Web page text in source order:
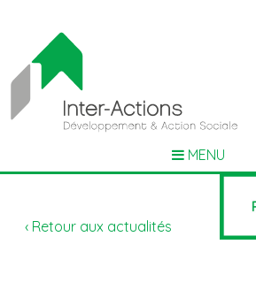
MENU
‹ Retour aux actualités